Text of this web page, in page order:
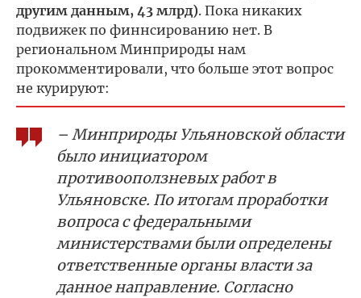
другим данным, 43 млрд). Пока никаких
подвижек по финнсированию нет. В
региональном Минприроды нам
прокомментировали, что больше этот вопрос
не курируют:
– Минприроды Ульяновской области
было инициатором
противооползневых работ в
Ульяновске. По итогам проработки
вопроса с федеральными
министерствами были определены
ответственные органы власти за
данное направление. Согласно